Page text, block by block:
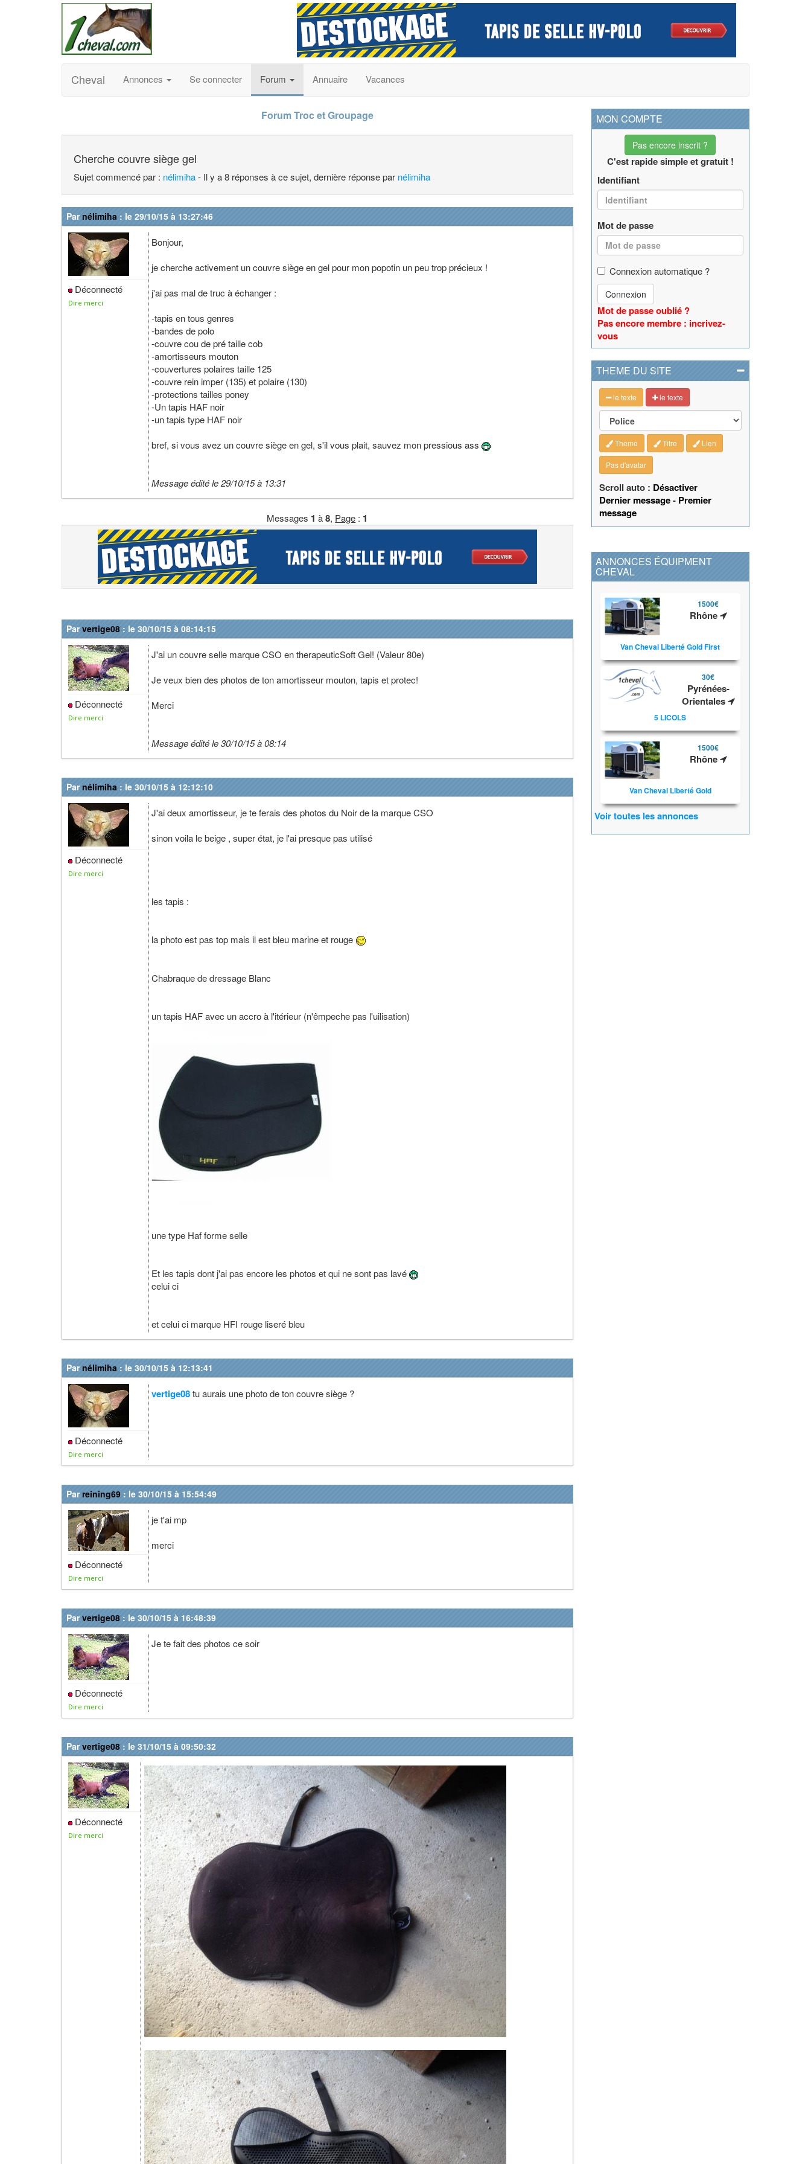
Cheval Annonces Se connecter Forum Annuaire Vacances
Forum Troc et Groupage
Cherche couvre siège gel
Sujet commencé par : nélimiha- Il y a 8 réponses à ce sujet, dernière réponse par nélimiha
Parnélimiha : le 29/10/15 à 13:27:46
Déconnecté
Dire merci
Bonjour,
je cherche activement un couvre siège en gel pour mon popotin un peu trop précieux !
j'ai pas mal de truc à échanger :
-tapis en tous genres
-bandes de polo
-couvre cou de pré taille cob
-amortisseurs mouton
-couvertures polaires taille 125
-couvre rein imper (135) et polaire (130)
-protections tailles poney
-Un tapis HAF noir
-un tapis type HAF noir
bref, si vous avez un couvre siège en gel, s'il vous plait, sauvez mon pressious ass
Message édité le 29/10/15 à 13:31
Messages 1 à8, Page : 1
Parvertige08 : le 30/10/15 à 08:14:15
Déconnecté
Dire merci
J'ai un couvre selle marque CSO en therapeuticSoft Gel! (Valeur 80e)
Je veux bien des photos de ton amortisseur mouton, tapis et protec!
Merci
Message édité le 30/10/15 à 08:14
Parnélimiha : le 30/10/15 à 12:12:10
Déconnecté
Dire merci
J'ai deux amortisseur, je te ferais des photos du Noir de la marque CSO
sinon voila le beige , super état, je l'ai presque pas utilisé
les tapis :
la photo est pas top mais il est bleu marine et rouge
Chabraque de dressage Blanc
un tapis HAF avec un accro à l'itérieur (n'êmpeche pas l'uilisation)
une type Haf forme selle
Et les tapis dont j'ai pas encore les photos et qui ne sont pas lavé
celui ci
et celui ci marque HFI rouge liseré bleu
Parnélimiha : le 30/10/15 à 12:13:41
Déconnecté
Dire merci
vertige08tu aurais une photo de ton couvre siège ?
Parreining69 : le 30/10/15 à 15:54:49
Déconnecté
Dire merci
je t'ai mp
merci
Parvertige08 : le 30/10/15 à 16:48:39
Déconnecté
Dire merci
Je te fait des photos ce soir
Parvertige08 : le 31/10/15 à 09:50:32
Déconnecté
Dire merci
MON COMPTE
Pas encore inscrit ?
C'est rapide simple et gratuit !
Identifiant
Mot de passe
Connexion automatique ?
Connexion
Mot de passe oublié ?
Pas encore membre : incrivez-
vous
THEME DU SITE
le texte le texte
Theme Titre Lien
Pas d'avatar
Scroll auto : Désactiver
Dernier message- Premier
message
ANNONCES ÉQUIPMENT
CHEVAL
1500€
Rhône
Van Cheval Liberté Gold First
30€
Pyrénées-
Orientales
5 LICOLS
1500€
Rhône
Van Cheval Liberté Gold
Voir toutes les annonces